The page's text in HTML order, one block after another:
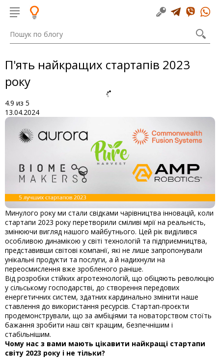
П'ять найкращих стартапів 2023
року
4.9 из 5
13.04.2024
Минулого року ми стали свідками чарівництва інновацій, коли
стартапи 2023 року перетворили сміливі мрії на реальність,
змінюючи вигляд нашого майбутнього. Цей рік виділився
особливою динамікою у світі технологій та підприємництва,
представивши світові компанії, які не лише запропонували
унікальні продукти та послуги, а й надихнули на
переосмислення вже зробленого раніше.
Від розробки стійких агротехнологій, що обіцяють революцію
у сільському господарстві, до створення передових
енергетичних систем, здатних кардинально змінити наше
ставлення до використання ресурсів. Стартап-проєкти
продемонстрували, що за амбіціями та новаторством стоїть
бажання зробити наш світ кращим, безпечнішим і
стабільнішим.
Чому нас з вами мають цікавити найкращі стартапи
світу 2023 року і не тільки?